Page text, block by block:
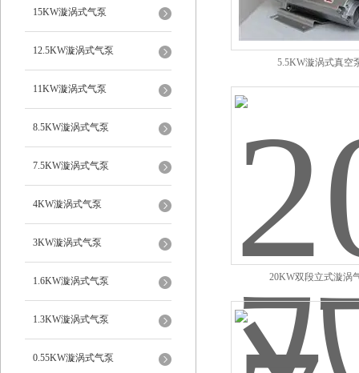
15KW漩涡式气泵
12.5KW漩涡式气泵
11KW漩涡式气泵
8.5KW漩涡式气泵
7.5KW漩涡式气泵
4KW漩涡式气泵
3KW漩涡式气泵
1.6KW漩涡式气泵
1.3KW漩涡式气泵
0.55KW漩涡式气泵
5.5KW漩涡式真空
20KW双段立式漩涡